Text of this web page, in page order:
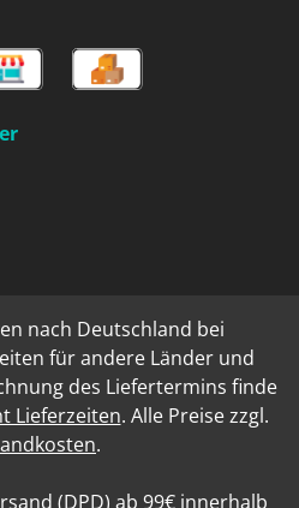
nach Deutschland bei
für andere Länder und
des Liefertermins finde
Lieferzeiten. Alle Preise zzgl.
.
(DPD) ab 99€ innerhalb